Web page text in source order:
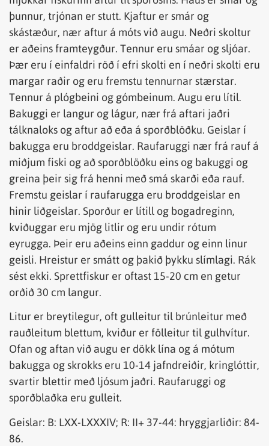
þunnur, trjónan er stutt. Kjaftur er smár og
skástæður, nær aftur á móts við augu. Neðri skoltur
er aðeins framteygður. Tennur eru smáar og sljóar.
Þær eru í einfaldri röð í efri skolti en í neðri skolti eru
margar raðir og eru fremstu tennurnar stærstar.
Tennur á plógbeini og gómbeinum. Augu eru lítil.
Bakuggi er langur og lágur, nær frá aftari jaðri
tálknaloks og aftur að eða á sporðblöðku. Geislar í
bakugga eru broddgeislar. Raufaruggi nær frá rauf á
miðjum fiski og að sporðblöðku eins og bakuggi og
greina þeir sig frá henni með smá skarði eða rauf.
Fremstu geislar í raufarugga eru broddgeislar en
hinir liðgeislar. Sporður er lítill og bogadreginn,
kviðuggar eru mjög litlir og eru undir rótum
eyrugga. Þeir eru aðeins einn gaddur og einn linur
geisli. Hreistur er smátt og þakið þykku slímlagi. Rák
sést ekki. Sprettfiskur er oftast 15-20 cm en getur
orðið 30 cm langur.
Litur er breytilegur, oft gulleitur til brúnleitur með
rauðleitum blettum, kviður er fölleitur til gulhvítur.
Ofan og aftan við augu er dökk lína og á mótum
bakugga og skrokks eru 10-14 jafndreiðir, kringlóttir,
svartir blettir með ljósum jaðri. Raufaruggi og
sporðblaðka eru gulleit.
Geislar: B: LXX-LXXXIV; R: II+ 37-44: hryggjarliðir: 84-
86.